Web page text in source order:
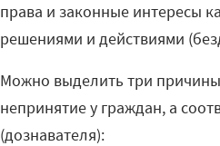
права и законные интересы
решениями и действиями
Можно выделить три
непринятие у граждан, а
(дознавателя):